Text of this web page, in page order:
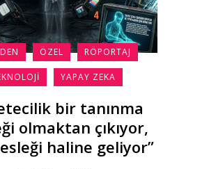
ÖZEL RÖPORTAJ
YAPAY ZEKA
bir tanınma
olmaktan çıkıyor,
haline geliyor”